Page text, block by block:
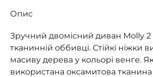
Опис
Зручний двомісний диван Molly 2
тканинній оббивці. Стійкі ніжки
масиву дерева у кольорі венге.
використана оксамитова